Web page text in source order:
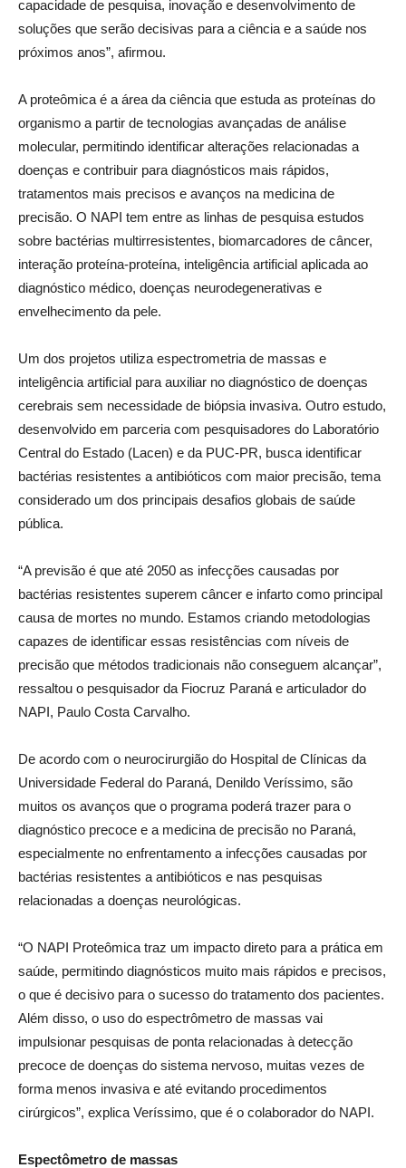
capacidade de pesquisa, inovação e desenvolvimento de
soluções que serão decisivas para a ciência e a saúde nos
próximos anos”, afirmou.
A proteômica é a área da ciência que estuda as proteínas do
organismo a partir de tecnologias avançadas de análise
molecular, permitindo identificar alterações relacionadas a
doenças e contribuir para diagnósticos mais rápidos,
tratamentos mais precisos e avanços na medicina de
precisão. O NAPI tem entre as linhas de pesquisa estudos
sobre bactérias multirresistentes, biomarcadores de câncer,
interação proteína-proteína, inteligência artificial aplicada ao
diagnóstico médico, doenças neurodegenerativas e
envelhecimento da pele.
Um dos projetos utiliza espectrometria de massas e
inteligência artificial para auxiliar no diagnóstico de doenças
cerebrais sem necessidade de biópsia invasiva. Outro estudo,
desenvolvido em parceria com pesquisadores do Laboratório
Central do Estado (Lacen) e da PUC-PR, busca identificar
bactérias resistentes a antibióticos com maior precisão, tema
considerado um dos principais desafios globais de saúde
pública.
“A previsão é que até 2050 as infecções causadas por
bactérias resistentes superem câncer e infarto como principal
causa de mortes no mundo. Estamos criando metodologias
capazes de identificar essas resistências com níveis de
precisão que métodos tradicionais não conseguem alcançar”,
ressaltou o pesquisador da Fiocruz Paraná e articulador do
NAPI, Paulo Costa Carvalho.
De acordo com o neurocirurgião do Hospital de Clínicas da
Universidade Federal do Paraná, Denildo Veríssimo, são
muitos os avanços que o programa poderá trazer para o
diagnóstico precoce e a medicina de precisão no Paraná,
especialmente no enfrentamento a infecções causadas por
bactérias resistentes a antibióticos e nas pesquisas
relacionadas a doenças neurológicas.
“O NAPI Proteômica traz um impacto direto para a prática em
saúde, permitindo diagnósticos muito mais rápidos e precisos,
o que é decisivo para o sucesso do tratamento dos pacientes.
Além disso, o uso do espectrômetro de massas vai
impulsionar pesquisas de ponta relacionadas à detecção
precoce de doenças do sistema nervoso, muitas vezes de
forma menos invasiva e até evitando procedimentos
cirúrgicos”, explica Veríssimo, que é o colaborador do NAPI.
Espectômetro de massas